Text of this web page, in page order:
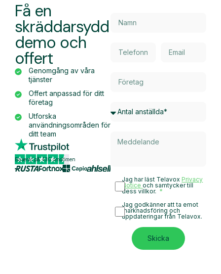
Få en
skräddarsydd
demo och
offert
Genomgång av våra
tjänster
Offert anpassad för ditt
företag
Utforska
användningsområden för
ditt team
Baserat på 430 omdömen
Jag har läst Telavox Privacy
Noticeoch samtycker till
dess villkor.
Jag godkänner att ta emot
marknadsföring och
uppdateringar från Telavox.
Skicka